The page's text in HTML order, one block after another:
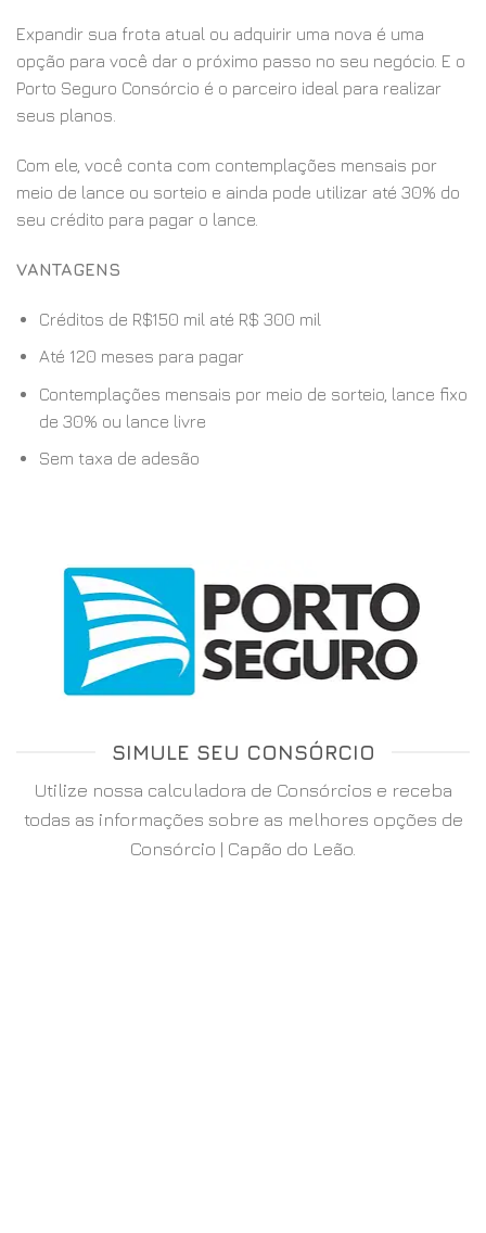
Expandir sua frota atual ou adquirir uma nova é uma
opção para você dar o próximo passo no seu negócio. E o
Porto Seguro Consórcio é o parceiro ideal para realizar
seus planos.
Com ele, você conta com contemplações mensais por
meio de lance ou sorteio e ainda pode utilizar até 30% do
seu crédito para pagar o lance.
VANTAGENS
Créditos de R$150 mil até R$ 300 mil
Até 120 meses para pagar
Contemplações mensais por meio de sorteio, lance fixo
de 30% ou lance livre
Sem taxa de adesão
SIMULE SEU CONSÓRCIO
Utilize nossa calculadora de Consórcios e receba
todas as informações sobre as melhores opções de
Consórcio | Capão do Leão.